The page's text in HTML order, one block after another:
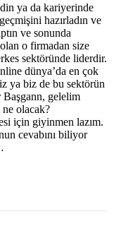
ya da kariyerinde
hazırladın ve
ve sonunda
o firmadan size
sektöründe liderdir.
dünya’da en çok
ya biz de bu sektörün
gelelim
olacak?
için giyinmen lazım.
cevabını biliyor